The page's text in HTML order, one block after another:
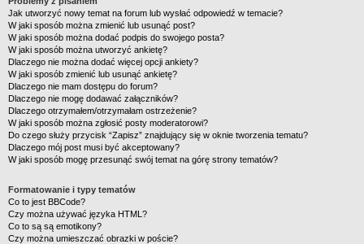
Jak utworzyć nowy temat na forum lub wysłać odpowiedź w temacie?
W jaki sposób można zmienić lub usunąć post?
W jaki sposób można dodać podpis do swojego posta?
W jaki sposób można utworzyć ankietę?
Dlaczego nie można dodać więcej opcji ankiety?
W jaki sposób zmienić lub usunąć ankietę?
Dlaczego nie mam dostępu do forum?
Dlaczego nie mogę dodawać załączników?
Dlaczego otrzymałem/otrzymałam ostrzeżenie?
W jaki sposób można zgłosić posty moderatorowi?
Do czego służy przycisk “Zapisz” znajdujący się w oknie tworzenia tematu?
Dlaczego mój post musi być akceptowany?
W jaki sposób mogę przesunąć swój temat na górę strony tematów?
Formatowanie i typy tematów
Co to jest BBCode?
Czy można używać języka HTML?
Co to są są emotikony?
Czy można umieszczać obrazki w poście?